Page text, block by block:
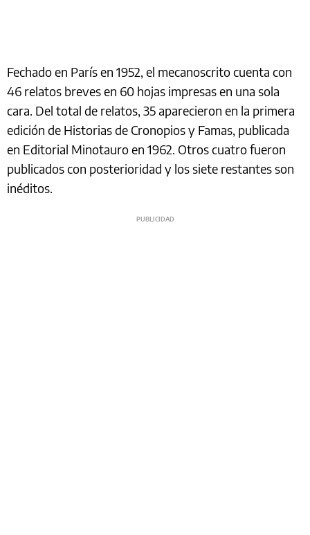
Fechado en París en 1952, el mecanoscrito cuenta con
46 relatos breves en 60 hojas impresas en una sola
cara. Del total de relatos, 35 aparecieron en la primera
edición de Historias de Cronopios y Famas, publicada
en Editorial Minotauro en 1962. Otros cuatro fueron
publicados con posterioridad y los siete restantes son
inéditos.